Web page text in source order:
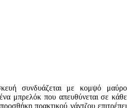
συνδυάζεται με κομψό μαύρο
μπρελόκ που απευθύνεται σε κάθε
πρακτικού γάντζου επιτρέπει